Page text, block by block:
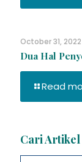
October 31, 2022
Dua Hal
Read
Cari Artikel